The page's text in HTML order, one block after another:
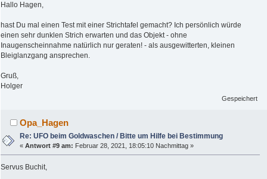
Hallo Hagen,
hast Du mal einen Test mit einer Strichtafel gemacht? Ich persönlich würde
einen sehr dunklen Strich erwarten und das Objekt - ohne
Inaugenscheinnahme natürlich nur geraten! - als ausgewitterten, kleinen
Bleiglanzgang ansprechen.
Gruß,
Holger
Gespeichert
Opa_Hagen
Re: UFO beim Goldwaschen / Bitte um Hilfe bei Bestimmung
«Antwort #9 am: Februar 28, 2021, 18:05:10 Nachmittag »
Servus Buchit,